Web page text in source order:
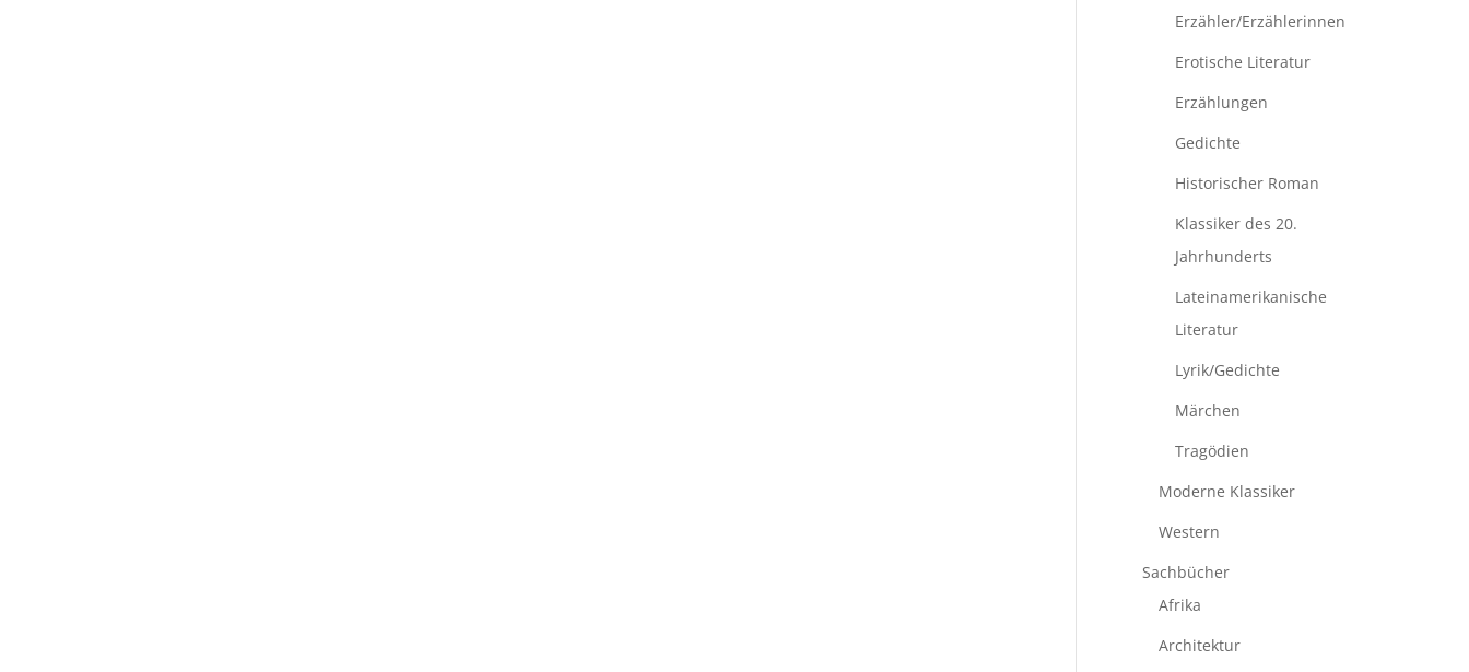
Erzähler/Erzählerinnen
Erotische Literatur
Erzählungen
Gedichte
Historischer Roman
Klassiker des 20.
Jahrhunderts
Lateinamerikanische
Literatur
Lyrik/Gedichte
Märchen
Tragödien
Moderne Klassiker
Western
Sachbücher
Afrika
Architektur